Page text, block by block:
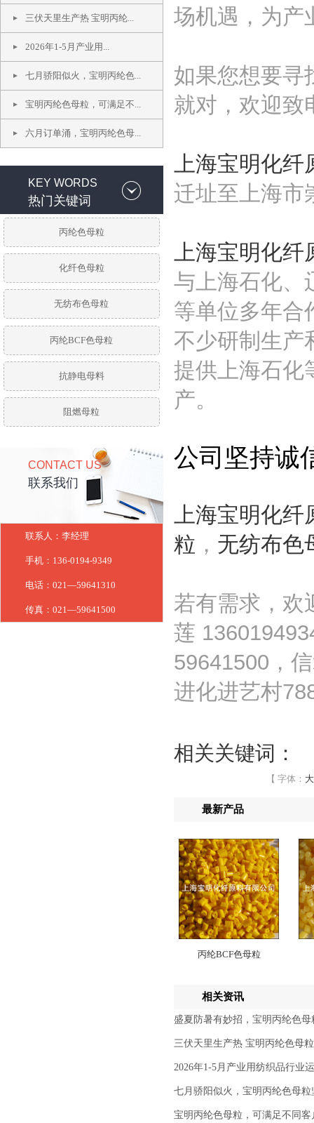
三伏天里生产热 宝明丙纶...
2026年1-5月产业用...
七月骄阳似火，宝明丙纶色...
宝明丙纶色母粒，可满足不...
六月订单涌，宝明丙纶色母...
KEY WORDS
热门关键词
丙纶色母粒
化纤色母粒
无纺布色母粒
丙纶BCF色母粒
抗静电母料
阻燃母粒
CONTACT US
联系我们
联系人：李经理
手机：136-0194-9349
电话：021—59641310
传真：021—59641500
场机遇，为产
如果您想要寻
就对，欢迎致
上海宝明化纤
迁址至上海市
上海宝明化纤
与上海石化、
等单位多年合
不少研制生产
提供上海石化
产。
公司坚持诚
上海宝明化纤
粒 ， 无纺布色
若有需求，欢
莲
59641500，
进化进艺村
相关关键词：
【 字体： 大
最新产品
丙纶BCF色母粒
相关资讯
盛夏防暑有妙招，宝明丙纶色
三伏天里生产热 宝明丙纶色母
2026年1-5月产业用纺织品行业
七月骄阳似火，宝明丙纶色母
宝明丙纶色母粒，可满足不同